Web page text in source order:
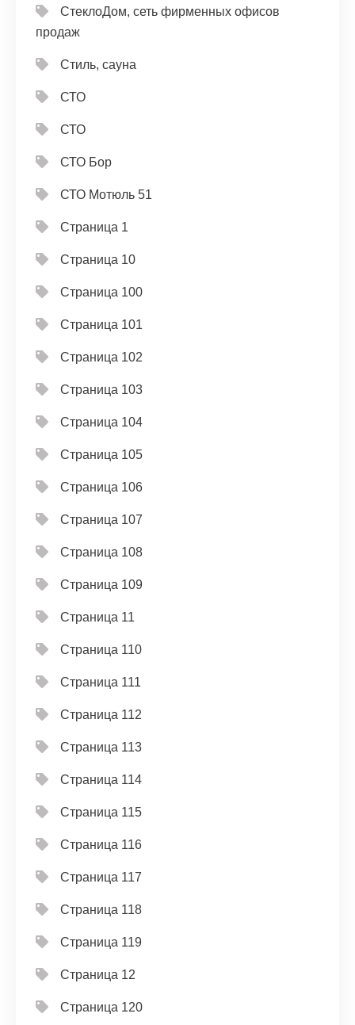
СтеклоДом, сеть фирменных офисов
продаж
Стиль, сауна
СТО
СТО
СТО Бор
СТО Мотюль 51
Страница 1
Страница 10
Страница 100
Страница 101
Страница 102
Страница 103
Страница 104
Страница 105
Страница 106
Страница 107
Страница 108
Страница 109
Страница 11
Страница 110
Страница 111
Страница 112
Страница 113
Страница 114
Страница 115
Страница 116
Страница 117
Страница 118
Страница 119
Страница 12
Страница 120